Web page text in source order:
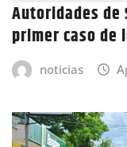
Autoridades de
primer caso de
noticias